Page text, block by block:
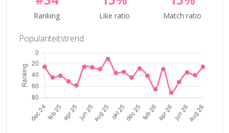
Ranking Like ratio Match ratio
Populariteitstrend